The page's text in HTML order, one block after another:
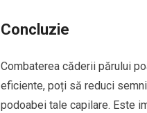
Concluzie
Combaterea căderii părului
eficiente, poți să reduci
podoabei tale capilare. Este